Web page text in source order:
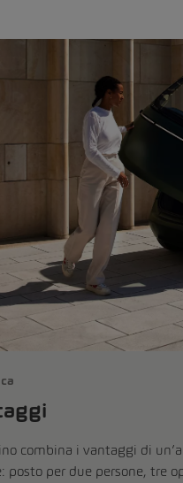
combina i vantaggi di
posto per due persone, tre